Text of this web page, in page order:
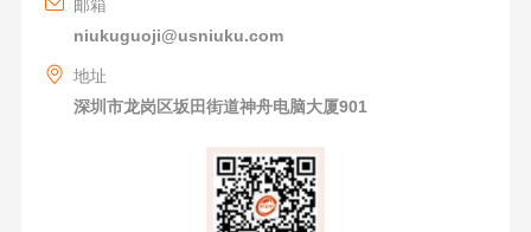
邮箱
niukuguoji@usniuku.com
地址
深圳市龙岗区坂田街道神舟电脑大厦901